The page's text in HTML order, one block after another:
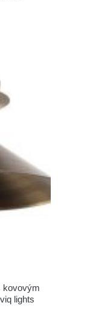
kovovým
lights